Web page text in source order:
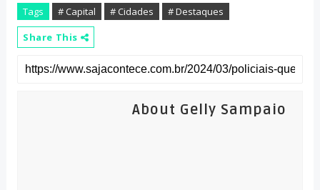
Tags # Capital # Cidades
# Destaques
Share This
About Gelly Sampaio